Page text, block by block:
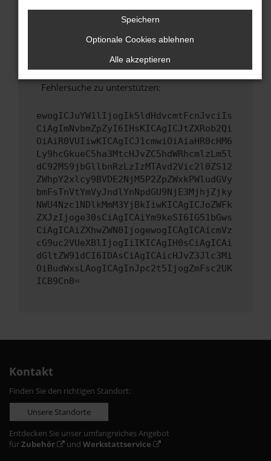
Wende dich an den Webseitenbetreiber.
Wenn du alle oben genannten Schritte versucht
hast, kontaktiere uns bitte. Wir werden
versuchen, das Problem zu beheben. Du kannst
uns diesen Text schicken, um uns bei der
Fehlersuche zu unterstützen:
ewogICJuYW1lIjogIk5ldHdvcmtFcnJvciIs
CiAgImNvbmZpZyI6IHsKICAgICJtZXRob2Qi
OiAiR0VUIiwKICAgICJ1cmwiOiAiaHR0cHM6
Ly9hcGkueC5ha3MtcHJvZC5hdWRhcmlzLm5l
dC92MS9jbGllbnRzLzIzMTAvd2Vic2l0ZS12
ZWhpY2xlcy9BVDE2NjM5P2ZpZWxkPWludGVy
bmFsTnVtYmVyJndlYnNpdGU9NjE3MjhjZjky
NWU4Nzc1NDlkMmM3YjBkIiwKICAgICJoZWFk
ZXJzIjoge30sCiAgICAiYm9keSI6IG51bGws
CiAgICAiZXhwZWN0IjogewogICAgICAicmVz
cG9uc2VUeXBlIjogIiIKICAgIH0sCiAgICAi
dGltZW91dCI6IDAsCiAgICAicHJvZ3Jlc3Mi
OiBudWxsLAogICAgInJpc2t5IjogZmFsc2UK
ICB9Cn0=
Kontakt
Finden Sie den richtigen Standort:
Unsere Standorte
Entdecken Sie unser umfangreiches Angebot
fürZubehör und Werkstattservice
Speichern
Optionale Cookies ablehnen
Alle akzeptieren